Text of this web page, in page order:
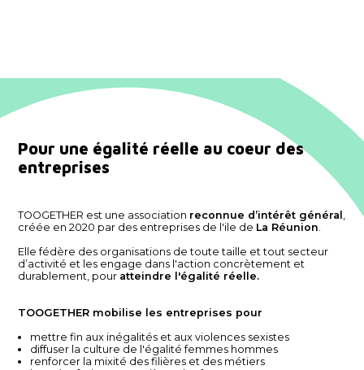
Pour une égalité réelle au coeur des
entreprises
TOOGETHER est une association reconnue d’intérêt général ,
créée en 2020 par des entreprises de l'ile de La Réunion.
Elle fédère des organisations de toute taille et tout secteur
d’activité et les engage dans l'action concrètement et
durablement, pour atteindre l'égalité réelle.
TOOGETHER mobilise les entreprises pour
mettre fin aux inégalités et aux violences sexistes
diffuser la culture de l'égalité femmes hommes
renforcer la mixité des filières et des métiers